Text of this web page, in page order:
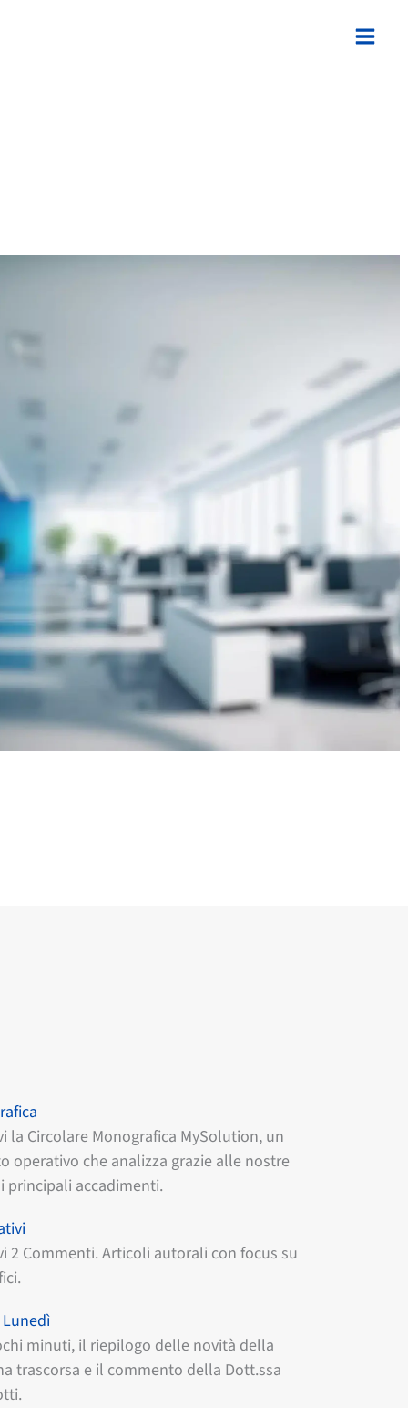
la Circolare Monografica MySolution, un
operativo che analizza grazie alle nostre
principali accadimenti.
2 Commenti. Articoli autorali con focus su
minuti, il riepilogo delle novità della
trascorsa e il commento della Dott.ssa